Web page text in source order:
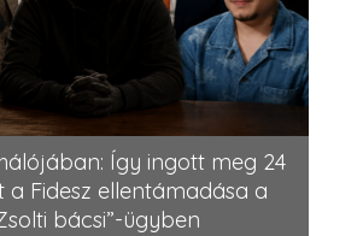
Így ingott meg 24
a Fidesz ellentámadása a
bácsi”-ügyben